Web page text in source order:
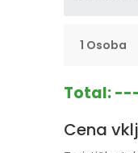
Total:
Cena